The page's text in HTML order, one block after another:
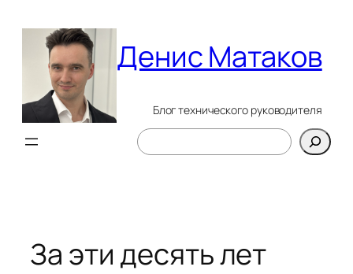
содержимому
Денис Матаков
Блог технического руководителя
Поиск
За эти десять лет